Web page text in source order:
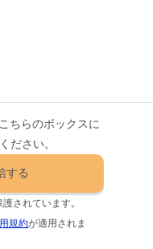
ちらのボックスに
ださい。
されています。
規約が適用されま